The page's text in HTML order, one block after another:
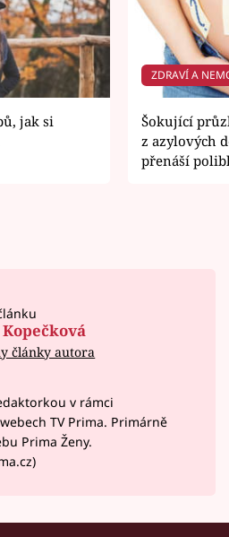
jak si
ZDRAVÍ A
Šokující
z azylových
přenáší
články autora
v rámci
TV Prima. Primárně
Prima Ženy.